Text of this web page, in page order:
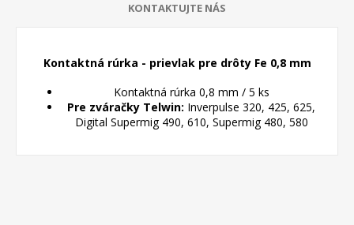
KONTAKTUJTE NÁS
Kontaktná rúrka - prievlak pre drôty Fe 0,8 mm
Kontaktná rúrka 0,8 mm / 5 ks
Pre zváračky Telwin: Inverpulse 320, 425, 625,
Digital Supermig 490, 610, Supermig 480, 580